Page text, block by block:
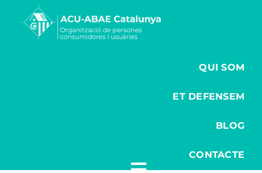
contenido
QUI SOM
ET DEFENSEM
BLOG
CONTACTE